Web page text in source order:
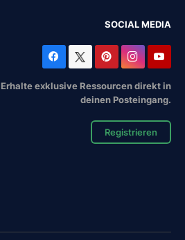
SOCIAL MEDIA
Erhalte exklusive Ressourcen direkt in
deinen Posteingang.
Registrieren